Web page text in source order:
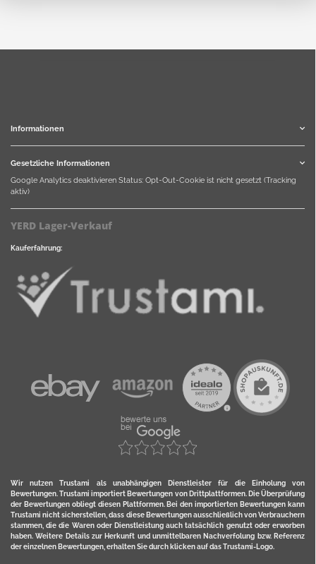
Informationen
Gesetzliche Informationen
Google Analytics deaktivieren Status: Opt-Out-Cookie ist nicht gesetzt (Tracking
aktiv)
YERD Lager-Verkauf
Kauferfahrung:
Wir nutzen Trustami als unabhängigen Dienstleister für die Einholung von
Bewertungen. Trustami importiert Bewertungen von Drittplattformen. Die Überprüfung
der Bewertungen obliegt diesen Plattformen. Bei den importierten Bewertungen kann
Trustami nicht sicherstellen, dass diese Bewertungen ausschließlich von Verbrauchern
stammen, die die Waren oder Dienstleistung auch tatsächlich genutzt oder erworben
haben. Weitere Details zur Herkunft und unmittelbaren Nachverfolung bzw. Referenz
der einzelnen Bewertungen, erhalten Sie durch klicken auf das Trustami-Logo.